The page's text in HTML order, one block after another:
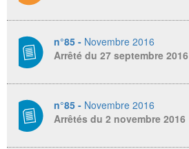
n°85 - Novembre 2016
Arrêté du 27 septembre 2016
n°85 - Novembre 2016
Arrêtés du 2 novembre 2016